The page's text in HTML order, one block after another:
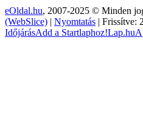
eOldal.hu, 2007-2025 © Minden
(WebSlice) | Nyomtatás | Frissítve:
IdőjárásAdd a Startlaphoz!Lap.hu